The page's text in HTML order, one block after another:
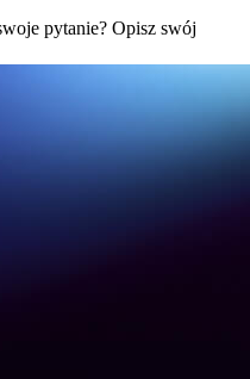
pytanie? Opisz swój